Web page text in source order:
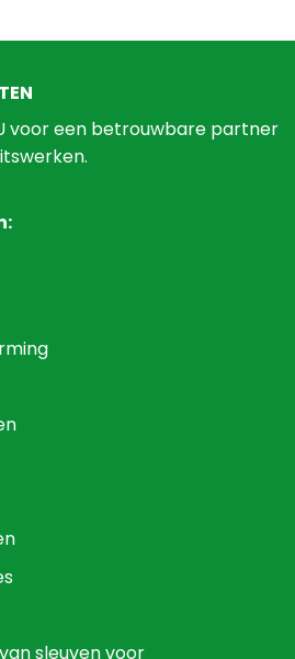
voor een betrouwbare partner
sleuven voor